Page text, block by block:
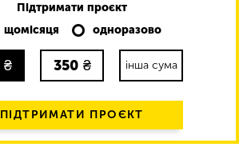
Підтримати проєкт
щомісяця
одноразово
₴ 350 ₴ інша сума
ПІДТРИМАТИ ПРОЄКТ